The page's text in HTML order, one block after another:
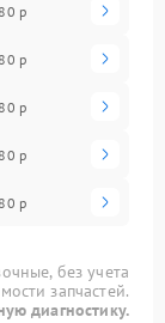
р
р
р
р
р
без учета
запчастей.
диагностику.